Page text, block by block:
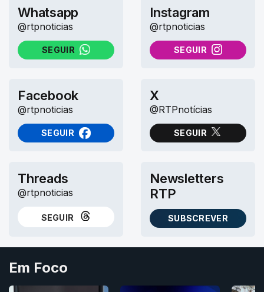
Whatsapp
@rtpnoticias
SEGUIR
NO WHATSAPP
Instagram
@rtpnoticias
SEGUIR
NO INSTAGRAM
Facebook
@rtpnoticias
SEGUIR
NO FACEBOOK
X
@RTPnotícias
SEGUIR
NO X (TWITTER)
Threads
@rtpnoticias
SEGUIR
NO THREADS
Newsletters
RTP
SUBSCREVER
AS NEWSLETTERS RTP
Em Foco